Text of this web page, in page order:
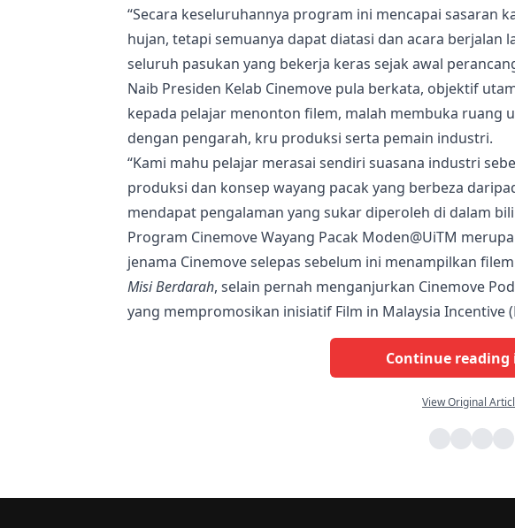
“Secara keseluruhannya program ini mencapai sasaran
hujan, tetapi semuanya dapat diatasi dan acara berjalan
seluruh pasukan yang bekerja keras sejak awal
Naib Presiden Kelab Cinemove pula berkata, objektif
kepada pelajar menonton filem, malah membuka ruang
dengan pengarah, kru produksi serta pemain industri.
“Kami mahu pelajar merasai sendiri suasana industri
produksi dan konsep wayang pacak yang berbeza
mendapat pengalaman yang sukar diperoleh di dalam
Program Cinemove Wayang Pacak Moden@UiTM
jenama Cinemove selepas sebelum ini menampilkan filem
Misi Berdarah, selain pernah menganjurkan Cinemove
yang mempromosikan inisiatif Film in Malaysia Incentive
Continue reading
View Original